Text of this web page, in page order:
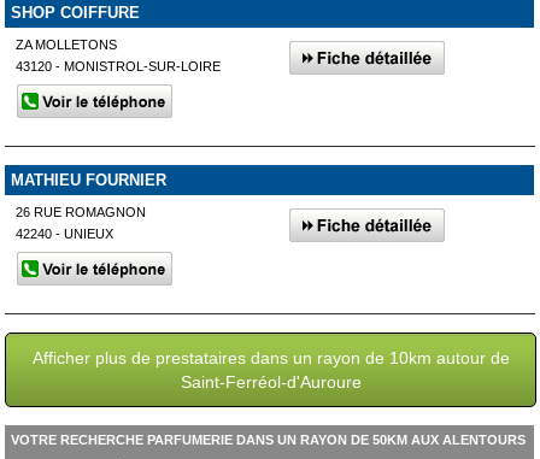
SHOP COIFFURE
ZA MOLLETONS
43120 - MONISTROL-SUR-LOIRE
MATHIEU FOURNIER
26 RUE ROMAGNON
42240 - UNIEUX
Afficher plus de prestataires dans un rayon de 10km autour de
Saint-Ferréol-d'Auroure
VOTRE RECHERCHE PARFUMERIE DANS UN RAYON DE 50KM AUX ALENTOURS